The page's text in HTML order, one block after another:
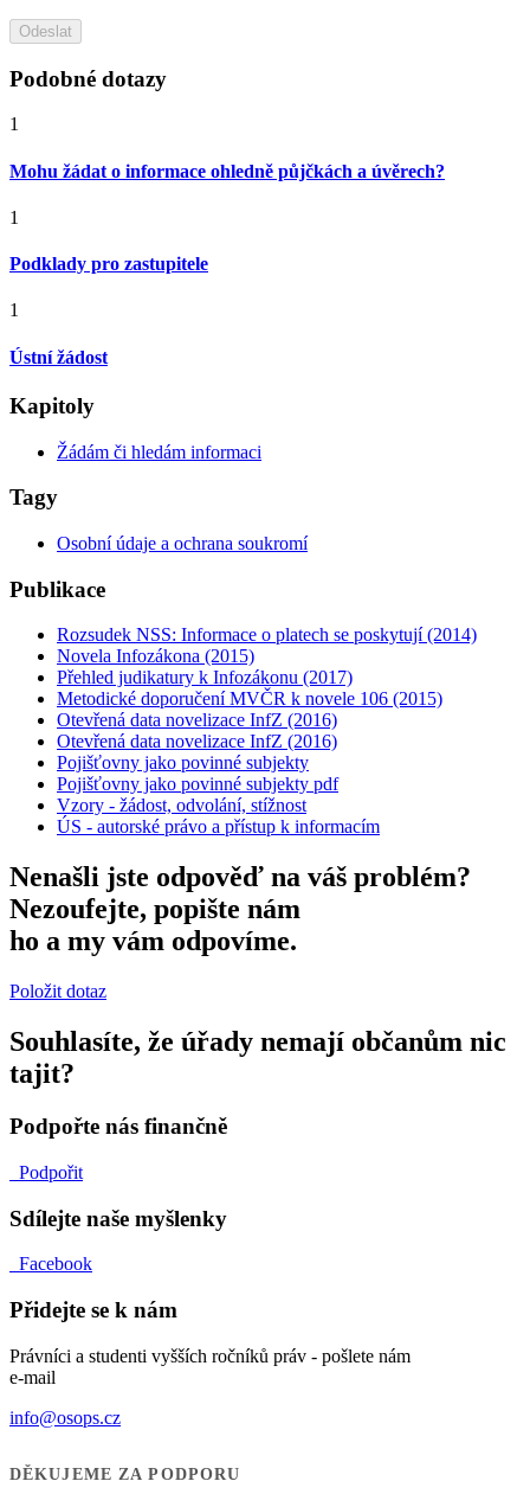
Odeslat
Podobné dotazy
1
Mohu žádat o informace ohledně půjčkách a úvěrech?
1
Podklady pro zastupitele
1
Ústní žádost
Kapitoly
Žádám či hledám informaci
Tagy
Osobní údaje a ochrana soukromí
Publikace
Rozsudek NSS: Informace o platech se poskytují (2014)
Novela Infozákona (2015)
Přehled judikatury k Infozákonu (2017)
Metodické doporučení MVČR k novele 106 (2015)
Otevřená data novelizace InfZ (2016)
Otevřená data novelizace InfZ (2016)
Pojišťovny jako povinné subjekty
Pojišťovny jako povinné subjekty pdf
Vzory - žádost, odvolání, stížnost
ÚS - autorské právo a přístup k informacím
Nenašli jste odpověď na váš problém?
Nezoufejte, popište nám
ho a my vám odpovíme.
Položit dotaz
Souhlasíte, že úřady nemají občanům nic
tajit?
Podpořte nás finančně
Podpořit
Sdílejte naše myšlenky
Facebook
Přidejte se k nám
Právníci a studenti vyšších ročníků práv - pošlete nám
e-mail
info@osops.cz
DĚKUJEME ZA PODPORU